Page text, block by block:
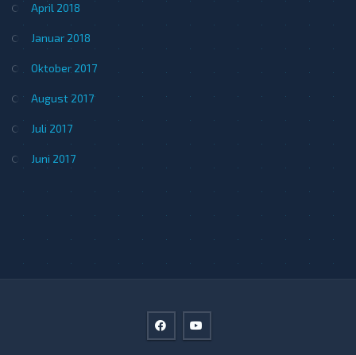
April 2018
Januar 2018
Oktober 2017
August 2017
Juli 2017
Juni 2017